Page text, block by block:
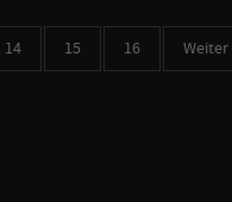
14 15 16 Weiter